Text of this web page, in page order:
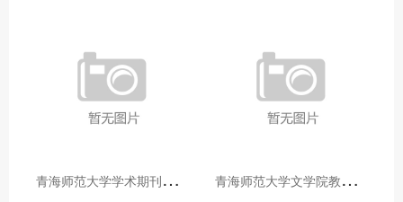
青
海师范大学学术期刊两个专栏入选2025年青海省期刊重点专栏 青
海师范大学文学院教师赴山东省相关高校和学术机构交流学习